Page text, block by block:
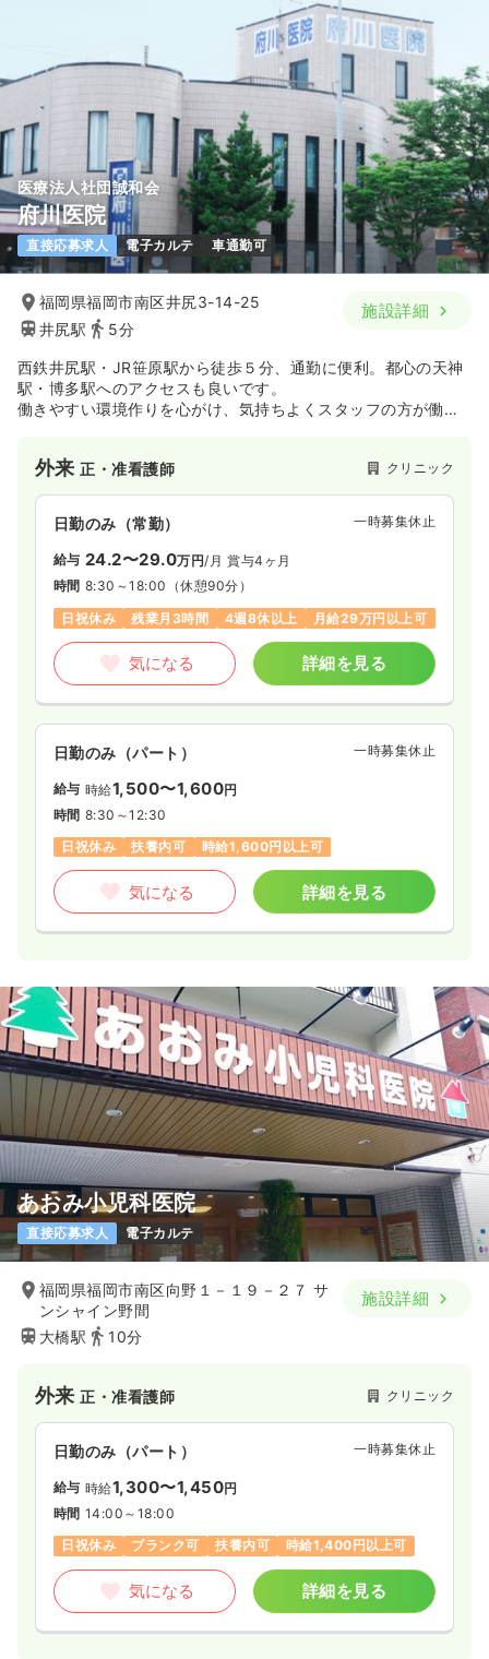
医療法人社団誠和会
府川医院
直接応募求人 電子カルテ 車通勤可
福岡県福岡市南区井尻3-14-25
井尻駅
5分
施設詳細
西鉄井尻駅・JR笹原駅から徒歩５分、通勤に便利。都心の天神
駅・博多駅へのアクセスも良いです。
働きやすい環境作りを心がけ、気持ちよくスタッフの方が働け
外来正・准看護師 クリニック
日勤のみ（常勤） 一時募集休止
給与 24.2〜29.0万円/月 賞与4ヶ月
時間 8:30～18:00 （休憩90分）
日祝休み
残業月3時間 4週8休以上 月給29万円以上可
気になる 詳細を見る
日勤のみ（パート） 一時募集休止
給与 時給1,500〜1,600円
時間 8:30～12:30
日祝休み
扶養内可 時給1,600円以上可
気になる 詳細を見る
あおみ小児科医院
直接応募求人 電子カルテ
福岡県福岡市南区向野１－１９－２７ サ
ンシャイン野間
大橋駅
10分
施設詳細
外来正・准看護師 クリニック
日勤のみ（パート） 一時募集休止
給与 時給1,300〜1,450円
時間 14:00～18:00
日祝休み
ブランク可 扶養内可 時給1,400円以上可
気になる 詳細を見る